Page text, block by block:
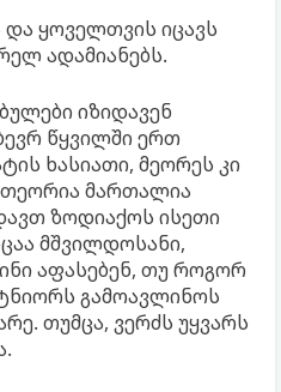
ყოველთვის იცავს
ადამიანებს.
იზიდავენ
წყვილში ერთ
ხასიათი, მეორეს კი
მართალია
ზოდიაქოს ისეთი
მშვილდოსანი,
აფასებენ, თუ როგორ
გამოავლინოს
თუმცა, ვერძს უყვარს